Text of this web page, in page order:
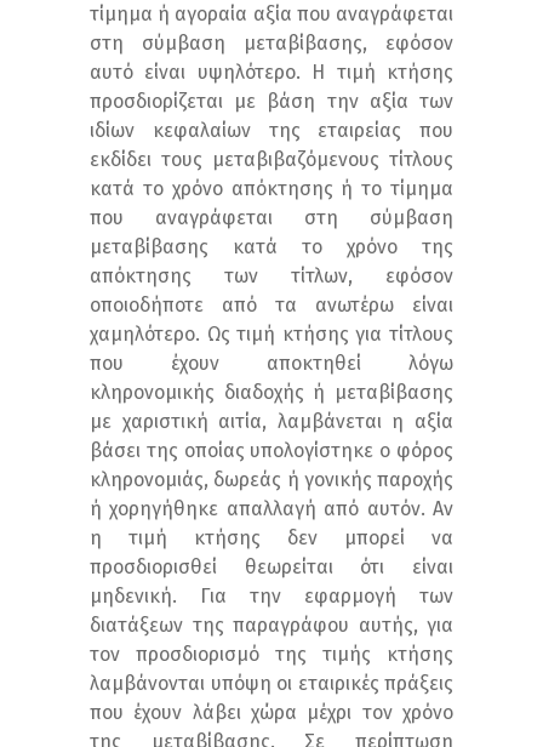
τίμημα ή αγοραία αξία που αναγράφεται
στη σύμβαση μεταβίβασης, εφόσον
αυτό είναι υψηλότερο. Η τιμή κτήσης
προσδιορίζεται με βάση την αξία των
ιδίων κεφαλαίων της εταιρείας που
εκδίδει τους μεταβιβαζόμενους τίτλους
κατά το χρόνο απόκτησης ή το τίμημα
που αναγράφεται στη σύμβαση
μεταβίβασης κατά το χρόνο της
απόκτησης των τίτλων, εφόσον
οποιοδήποτε από τα ανωτέρω είναι
χαμηλότερο. Ως τιμή κτήσης για τίτλους
που έχουν αποκτηθεί λόγω
κληρονομικής διαδοχής ή μεταβίβασης
με χαριστική αιτία, λαμβάνεται η αξία
βάσει της οποίας υπολογίστηκε ο φόρος
κληρονομιάς, δωρεάς ή γονικής παροχής
ή χορηγήθηκε απαλλαγή από αυτόν. Αν
η τιμή κτήσης δεν μπορεί να
προσδιορισθεί θεωρείται ότι είναι
μηδενική. Για την εφαρμογή των
διατάξεων της παραγράφου αυτής, για
τον προσδιορισμό της τιμής κτήσης
λαμβάνονται υπόψη οι εταιρικές πράξεις
που έχουν λάβει χώρα μέχρι τον χρόνο
της μεταβίβασης. Σε περίπτωση